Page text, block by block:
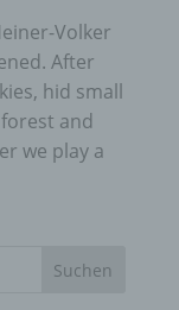
Volker
After
hid small
and
we play a